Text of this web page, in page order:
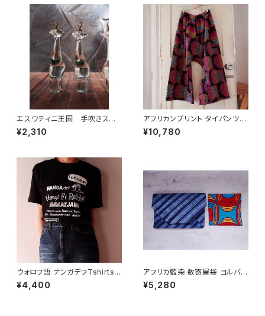
エスワティニ王国 手吹きスワ
ジグラス アニマル オーナメント
(Giraffe)
¥2,310
アフリカンプリント タイパンツ
dafa rafet
¥10,780
ウォロフ語 ナンガデフTshirts -
オーガニックコットン スミクロ
¥4,400
アフリカ藍染 数寄屋袋 ヨルバ族
(古帛紗付)
¥5,280